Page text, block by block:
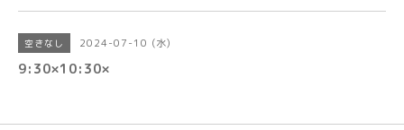
空きなし 2024-07-10 (水)
9:30×10:30×